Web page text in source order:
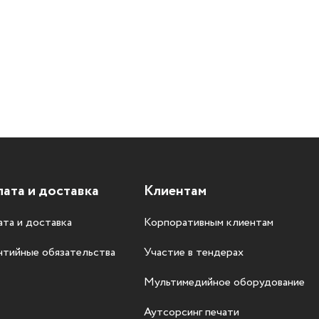
и доставка
и доставка
обязательства
Клиентам
Корпоративным клиентам
Участие в тендерах
Мультимедийное оборудование
Аутсорсинг печати